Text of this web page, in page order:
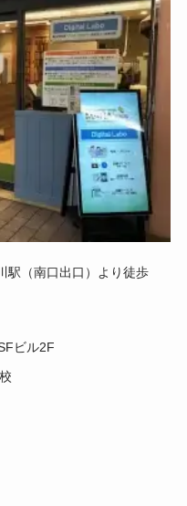
駅（南口出口）より徒歩
ビル2F